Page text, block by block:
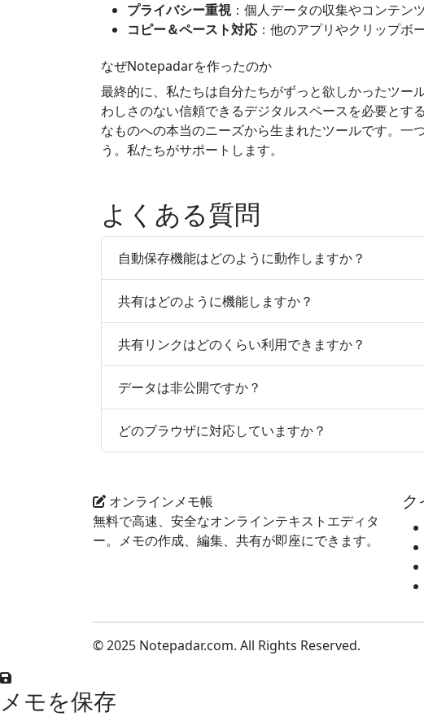
プライバシー重視：個人データの収集やコンテン
コピー＆ペースト対応 ：他のアプリやクリップボ
なぜNotepadarを作ったのか
最終的に、私たちは自分たちがずっと欲しかったツ
わしさのない信頼できるデジタルスペースを必要とす
なものへの本当のニーズから生まれたツールです。一
う。私たちがサポートします。
よくある質問
自動保存機能はどのように動作しますか？
共有はどのように機能しますか？
共有リンクはどのくらい利用できますか？
データは非公開ですか？
どのブラウザに対応していますか？
オンラインメモ帳
無料で高速、安全なオンラインテキストエディタ
ー。メモの作成、編集、共有が即座にできます。
ク
© 2025 Notepadar.com. All Rights Reserved.
メモを保存